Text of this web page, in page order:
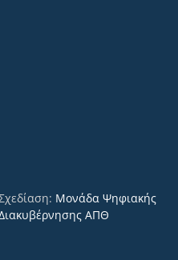
Μονάδα Ψηφιακής
ΑΠΘ